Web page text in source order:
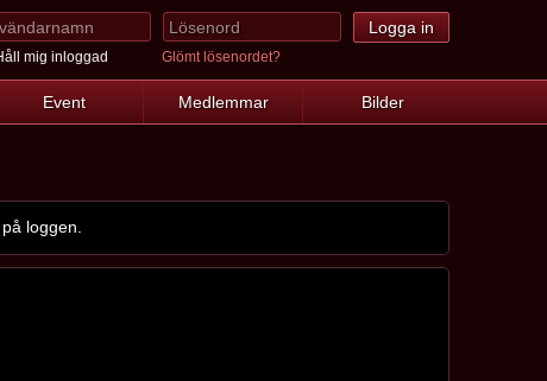
mig inloggad Glömt lösenordet?
Event Medlemmar Bilder
loggen.